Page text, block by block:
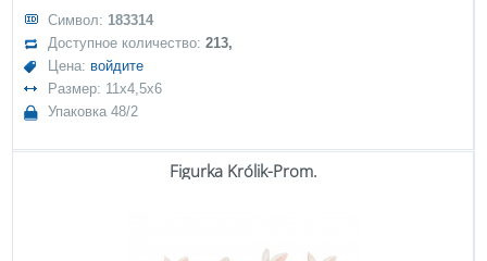
Символ: 183314
Доступное количество:213,
Цена: войдите
Размер: 11x4,5x6
Упаковка 48/2
Figurka Królik-Prom.